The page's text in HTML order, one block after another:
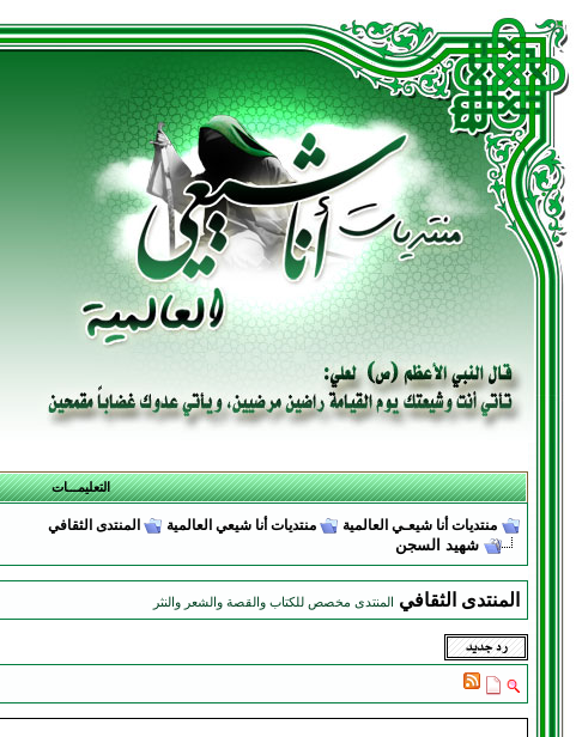
التعليمـــات
منتديات أنا شيعـي العالمية منتديات أنا شيعي العالمية المنتدى الثقافي
شهيد السجن
المنتدى الثقافي المنتدى مخصص للكتاب والقصة والشعر والنثر